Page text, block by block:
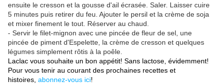
ensuite le cresson et la gousse d'ail écrasée. Saler. Laisser cuire
5 minutes puis retirer du feu. Ajouter le persil et la crème de soja
et mixer finement le tout. Réserver au chaud.
- Servir le filet-mignon avec une pincée de fleur de sel, une
pincée de piment d'Espelette, la crème de cresson et quelques
légumes simplement rôtis à la poêle.
Laclac vous souhaite un bon appétit! Sans lactose, évidemment!
Pour vous tenir au courant des prochaines recettes et
histoires, abonnez-vous ici!